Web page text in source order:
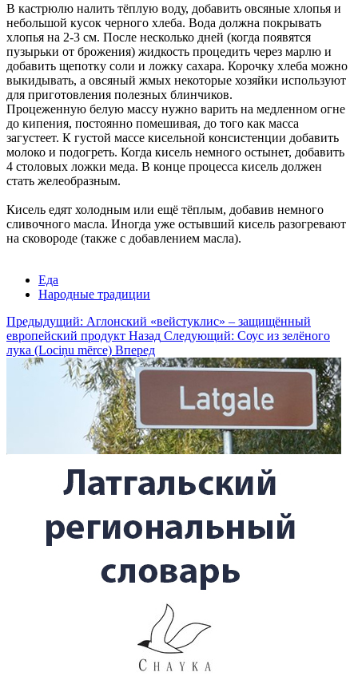
В кастрюлю налить тёплую воду, добавить овсяные хлопья и
небольшой кусок черного хлеба. Вода должна покрывать
хлопья на 2-3 см. После несколько дней (когда появятся
пузырьки от брожения) жидкость процедить через марлю и
добавить щепотку соли и ложку сахара. Корочку хлеба можно
выкидывать, а овсяный жмых некоторые хозяйки используют
для приготовления полезных блинчиков.
Процеженную белую массу нужно варить на медленном огне
до кипения, постоянно помешивая, до того как масса
загустеет. К густой массе кисельной консистенции добавить
молоко и подогреть. Когда кисель немного остынет, добавить
4 столовых ложки меда. В конце процесса кисель должен
стать желеобразным.
Кисель едят холодным или ещё тёплым, добавив немного
сливочного масла. Иногда уже остывший кисель разогревают
на сковороде (также с добавлением масла).
Еда
Народные традиции
Предыдущий: Аглонский «вейстуклис» – защищённый
европейский продукт Назад Следующий: Соус из зелёного
лука (Lociņu mērce) Вперед